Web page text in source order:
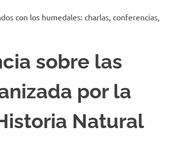
con los humedales: charlas, conferencias,
sobre las
por la
Natural